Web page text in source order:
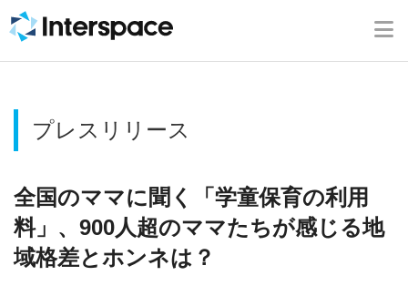
ホーム
事業内容
ニュース
IR情報
プレスリリース
全国のママに聞く「学童保育の利用
料」、900人超のママたちが感じる地
域格差とホンネは？